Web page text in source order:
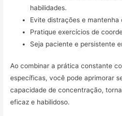
habilidades.
Evite distrações e mantenha
Pratique exercícios de
Seja paciente e persistente
Ao combinar a prática constante
específicas, você pode aprimorar
capacidade de concentração,
eficaz e habilidoso.